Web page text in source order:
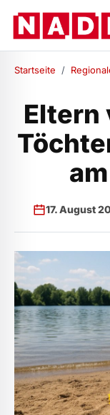
Startseite /
Eltern
17. August